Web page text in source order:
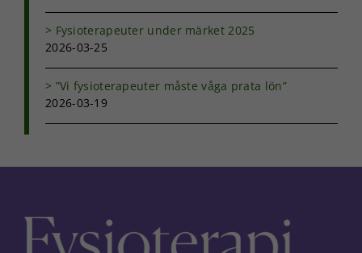
Fysioterapeuter under märket 2025
2026-03-25
”Vi fysioterapeuter måste våga prata lön”
2026-03-19
med dig av dina
beteende när du
personligt